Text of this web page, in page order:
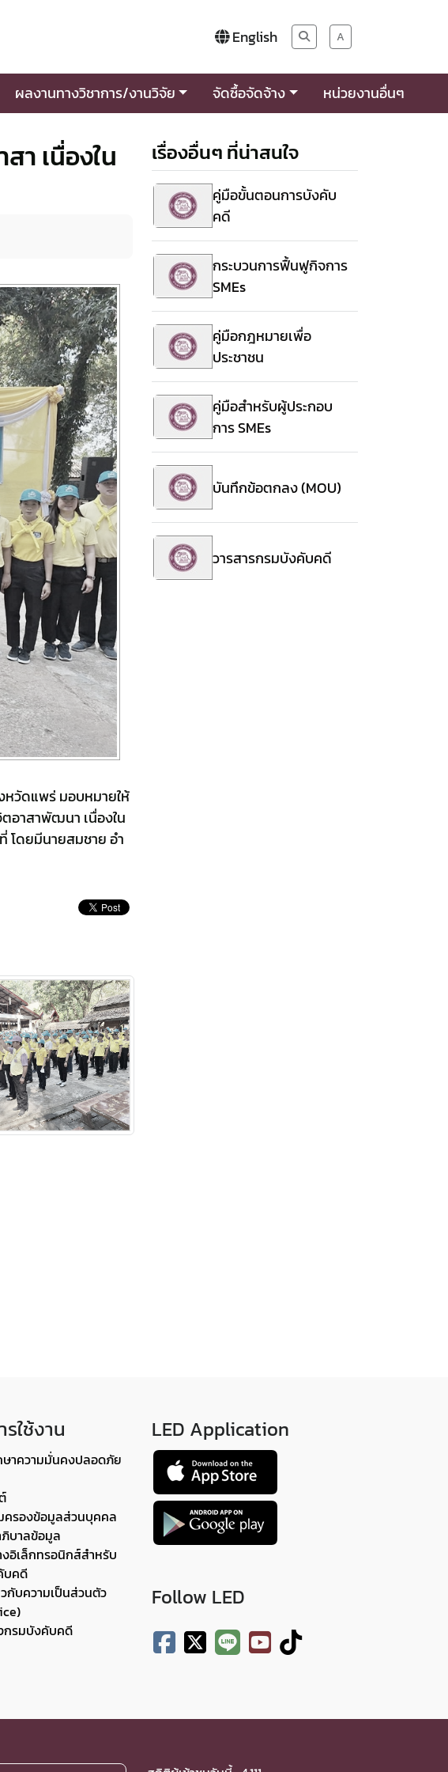
English A
ผลงานทางวิชาการ/งานวิจัย จัดซื้อจัดจ้าง หน่วยงานอื่นๆ
า เนื่องใน
หวัดแพร่ มอบหมายให้
อาสาพัฒนา เนื่องใน
โดยมีนายสมชาย อำ
เรื่องอื่นๆ ที่น่าสนใจ
คู่มือขั้นตอนการบังคับ
คดี
กระบวนการฟื้นฟูกิจการ
SMEs
คู่มือกฎหมายเพื่อ
ประชาชน
คู่มือสำหรับผู้ประกอบ
การ SMEs
บันทึกข้อตกลง (MOU)
วารสารกรมบังคับคดี
ใช้งาน
ษาความมั่นคงปลอดภัย
ครองข้อมูลส่วนบุคคล
ภิบาลข้อมูล
งอิเล็กทรอนิกส์สำหรับ
บคดี
กับความเป็นส่วนตัว
กรมบังคับคดี
LED Application
Follow LED